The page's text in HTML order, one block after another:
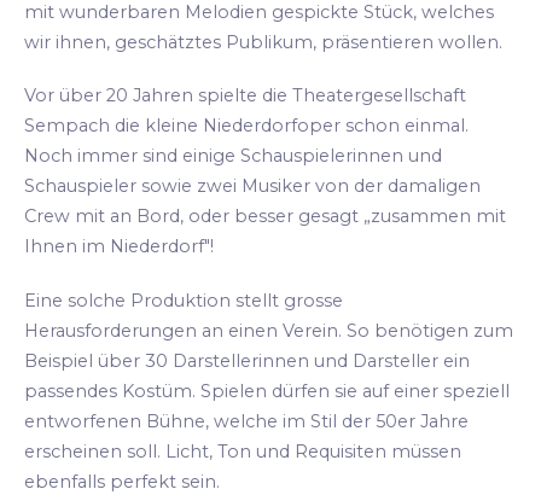
mit wunderbaren Melodien gespickte Stück, welches
wir ihnen, geschätztes Publikum, präsentieren wollen.
Vor über 20 Jahren spielte die Theatergesellschaft
Sempach die kleine Niederdorfoper schon einmal.
Noch immer sind einige Schauspielerinnen und
Schauspieler sowie zwei Musiker von der damaligen
Crew mit an Bord, oder besser gesagt „zusammen mit
Ihnen im Niederdorf"!
Eine solche Produktion stellt grosse
Herausforderungen an einen Verein. So benötigen zum
Beispiel über 30 Darstellerinnen und Darsteller ein
passendes Kostüm. Spielen dürfen sie auf einer speziell
entworfenen Bühne, welche im Stil der 50er Jahre
erscheinen soll. Licht, Ton und Requisiten müssen
ebenfalls perfekt sein.